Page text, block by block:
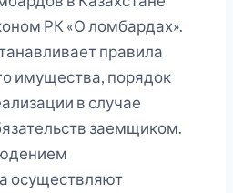
РК «О ломбардах».
правила
имущества, порядок
в случае
заемщиком.
осуществляют